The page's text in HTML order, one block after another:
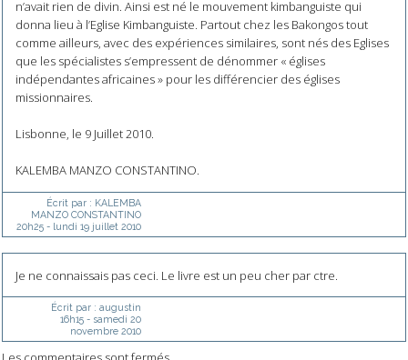
n’avait rien de divin. Ainsi est né le mouvement kimbanguiste qui
donna lieu à l’Eglise Kimbanguiste. Partout chez les Bakongos tout
comme ailleurs, avec des expériences similaires, sont nés des Eglises
que les spécialistes s’empressent de dénommer « églises
indépendantes africaines » pour les différencier des églises
missionnaires.
Lisbonne, le 9 Juillet 2010.
KALEMBA MANZO CONSTANTINO.
Écrit par : KALEMBA
MANZO CONSTANTINO
20h25- lundi 19 juillet 2010
Je ne connaissais pas ceci. Le livre est un peu cher par ctre.
Écrit par : augustin
16h15- samedi 20
novembre 2010